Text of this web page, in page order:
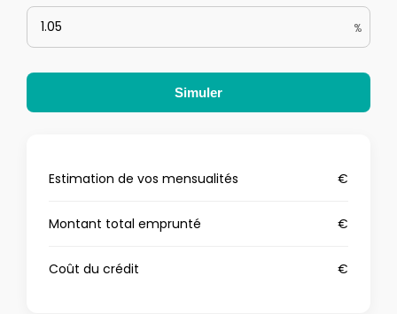
%
Simuler
Estimation de vos mensualités €
Montant total emprunté €
Coût du crédit €